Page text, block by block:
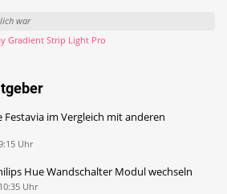
war
Gradient Strip Light Pro
Festavia im Vergleich mit anderen
Uhr
Hue Wandschalter Modul wechseln
Uhr